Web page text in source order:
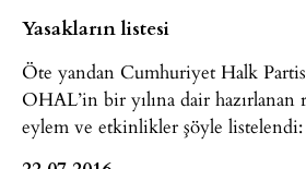
Yasakların listesi
Öte yandan Cumhuriyet Halk
OHAL’in bir yılına dair hazırlanan
eylem ve etkinlikler şöyle listelendi: